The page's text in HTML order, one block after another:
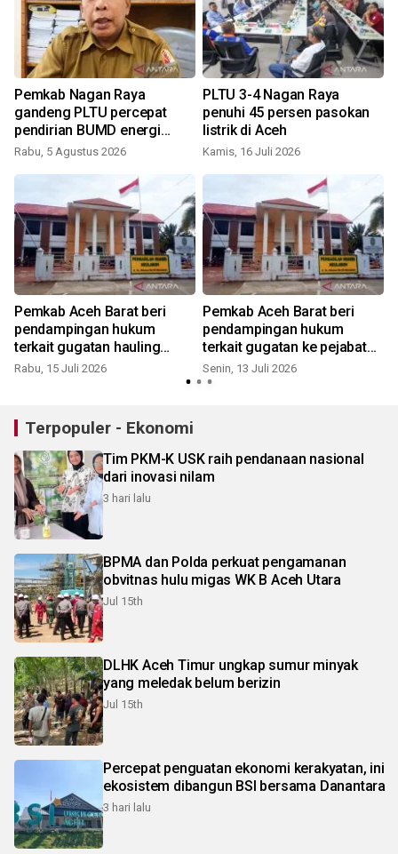
Pemkab Nagan Raya
gandeng PLTU percepat
pendirian BUMD energi
Biomassa
Rabu, 5 Agustus 2026
PLTU 3-4 Nagan Raya
penuhi 45 persen pasokan
listrik di Aceh
Kamis, 16 Juli 2026
Pemkab Aceh Barat beri
pendampingan hukum
terkait gugatan hauling
FABA
Rabu, 15 Juli 2026
Pemkab Aceh Barat beri
pendampingan hukum
terkait gugatan ke pejabat
ke pengadilan
Senin, 13 Juli 2026
Terpopuler - Ekonomi
Tim PKM-K USK raih pendanaan nasional
dari inovasi nilam
3 hari lalu
BPMA dan Polda perkuat pengamanan
obvitnas hulu migas WK B Aceh Utara
Jul 15th
DLHK Aceh Timur ungkap sumur minyak
yang meledak belum berizin
Jul 15th
Percepat penguatan ekonomi kerakyatan, ini
ekosistem dibangun BSI bersama Danantara
3 hari lalu